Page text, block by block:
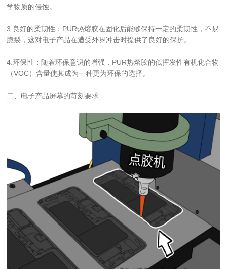
学物质的侵蚀。
3.良好的柔韧性：PUR热熔胶在固化后能够保持一定的柔韧性，不易
脆裂，这对电子产品在遭受外界冲击时提供了良好的保护。
4.环保性：随着环保意识的增强，PUR热熔胶的低挥发性有机化合物
（VOC）含量使其成为一种更为环保的选择。
二、电子产品屏幕的苛刻要求